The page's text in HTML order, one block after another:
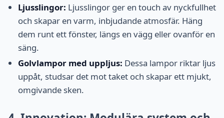
Ljusslingor: Ljusslingor ger en touch av nyckfullhet
och skapar en varm, inbjudande atmosfär. Häng
dem runt ett fönster, längs en vägg eller ovanför en
säng.
Golvlampor med uppljus: Dessa lampor riktar ljus
uppåt, studsar det mot taket och skapar ett mjukt,
omgivande sken.